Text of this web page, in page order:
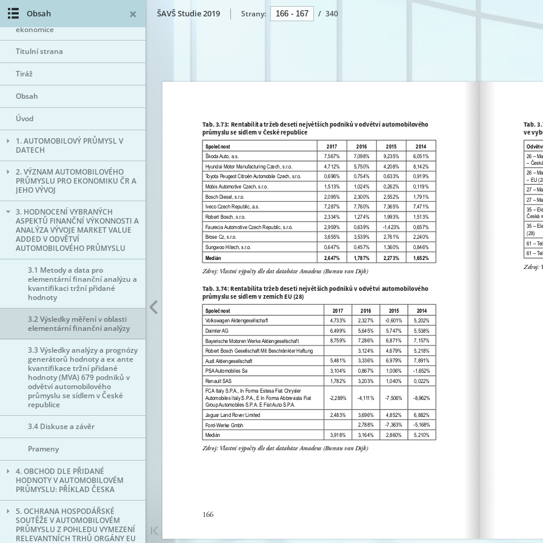
ŠAVŠ Studie 2019 Strany: / 340
Obsah
Automobilový průmysl v soudobé
ekonomice
Titulní strana
Tiráž
Obsah
Úvod
1. AUTOMOBILOVÝ PRŮMYSL V
DATECH
2. VÝZNAM AUTOMOBILOVÉHO
PRŮMYSLU PRO EKONOMIKU ČR A
JEHO VÝVOJ
3. HODNOCENÍ VYBRANÝCH
ASPEKTŮ FINANČNÍ VÝKONNOSTI A
ANALÝZA VÝVOJE MARKET VALUE
ADDED V ODVĚTVÍ
AUTOMOBILOVÉHO PRŮMYSLU
3.1 Metody a data pro
elementární finanční analýzu a
kvantifikaci tržní přidané
hodnoty
3.2 Výsledky měření v oblasti
elementární finanční analýzy
3.3 Výsledky analýzy a prognózy
generátorů hodnoty a ex ante
kvantifikace tržní přidané
hodnoty (MVA) 679 podniků v
odvětví automobilového
průmyslu se sídlem v České
republice
3.4 Diskuse a závěr
Prameny
4. OBCHOD DLE PŘIDANÉ
HODNOTY V AUTOMOBILOVÉM
PRŮMYSLU: PŘÍKLAD ČESKA
5. OCHRANA HOSPODÁŘSKÉ
SOUTĚŽE V AUTOMOBILOVÉM
PRŮMYSLU Z POHLEDU VYMEZENÍ
RELEVANTNÍCH TRHŮ ORGÁNY EU